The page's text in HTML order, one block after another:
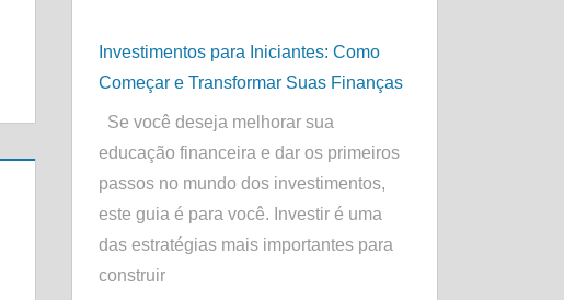
Investimentos para Iniciantes: Como
Começar e Transformar Suas Finanças
Se você deseja melhorar sua
educação financeira e dar os primeiros
passos no mundo dos investimentos,
este guia é para você. Investir é uma
das estratégias mais importantes para
construir